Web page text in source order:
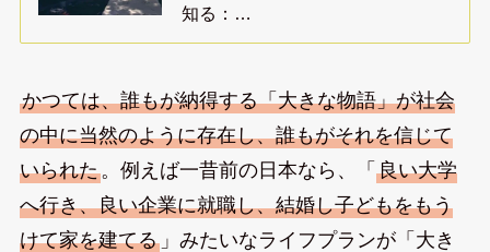
知る：…
かつては、誰もが納得する「大きな物語」が社会
の中に当然のように存在し、誰もがそれを信じて
いられた。例えば一昔前の日本なら、「 良い大学
へ行き、良い企業に就職し、結婚し子どもをもう
けて家を建てる」みたいなライフプランが「大き